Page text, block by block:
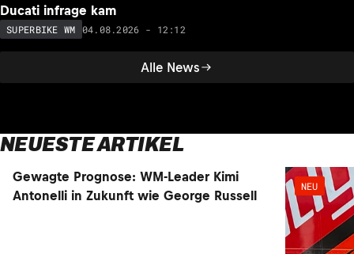
Alle News
Ducati infrage kam
SUPERBIKE WM 04.08.2026 - 12:12
NEUESTE ARTIKEL
Gewagte Prognose: WM-Leader Kimi
Antonelli in Zukunft wie George Russell
NEU